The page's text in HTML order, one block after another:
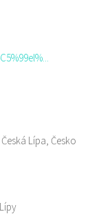
Lípa, Česko